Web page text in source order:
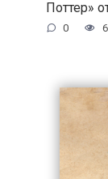
Поттер»
0